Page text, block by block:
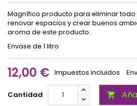
Magnífico producto para eliminar
renovar espacios y crear buenos
aroma de este producto.
Envase de 1 litro
12,00 € Impuestos incluidos
Cantidad 